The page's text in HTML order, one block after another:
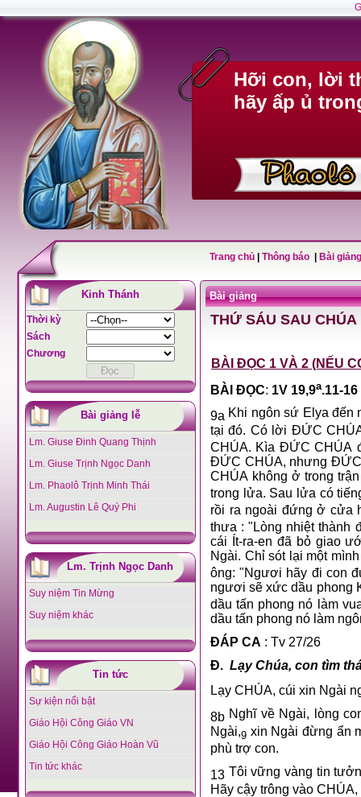
Hỡi con, lời
hãy ấp ủ
Trang chủ Thông báo Bài
Kinh Thánh
Thời kỳ
Sách
Chương
Bài giảng lễ
Lm. Giuse Đinh Quang Thịnh
Lm. Giuse Trịnh Ngọc Danh
Lm. Phaolô Trịnh Minh Thái
Lm. Augustin Lê Quý Phi
Lm. Trịnh Ngọc Danh
Suy niệm Tin Mừng
Suy niệm khác
Tin tức
Sự kiện nổi bật
Giáo Hội Công Giáo VN
Giáo Hội Công Giáo Hoàn Vũ
Tin tức khác
Bài giảng
THỨ SÁU SAU
BÀI ĐỌC 1 VÀ 2 (NẾU
BÀI ĐỌC: 1V 19,9a.11-16
9a Khi ngôn sứ Elya đến
tại đó. Có lời ĐỨC
CHÚA. Kìa ĐỨC CHÚA
ĐỨC CHÚA, nhưng
CHÚA không ở trong
trong lửa. Sau lửa có
rồi ra ngoài đứng ở cửa
thưa : "Lòng nhiệt thành
cái Ít-ra-en đã bỏ giao
Ngài. Chỉ sót lại một
ông: "Ngươi hãy đi con
ngươi sẽ xức dầu phong
dầu tấn phong nó làm
dầu tấn phong nó làm
ĐÁP CA : Tv 27/26
Đ. Lạy Chúa, con tìm
Lạy CHÚA, cúi xin Ngài
8b Nghĩ về Ngài, lòng
Ngài,9 xin Ngài đừng ẩn
phù trợ con.
13 Tôi vững vàng tin
Hãy cậy trông vào